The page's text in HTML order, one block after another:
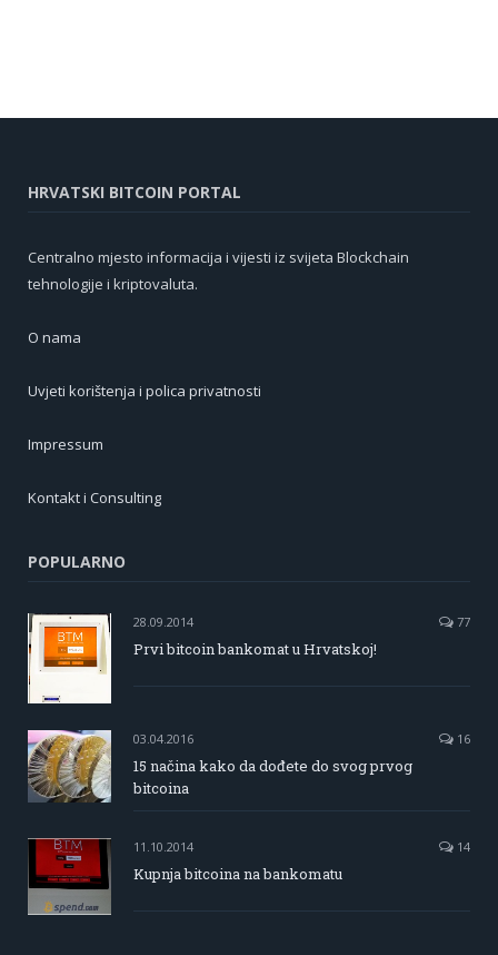
HRVATSKI BITCOIN PORTAL
Centralno mjesto informacija i vijesti iz svijeta Blockchain
tehnologije i kriptovaluta.
O nama
Uvjeti korištenja i polica privatnosti
Impressum
Kontakt i Consulting
POPULARNO
28.09.2014 77
Prvi bitcoin bankomat u Hrvatskoj!
03.04.2016 16
15 načina kako da dođete do svog prvog
bitcoina
11.10.2014 14
Kupnja bitcoina na bankomatu